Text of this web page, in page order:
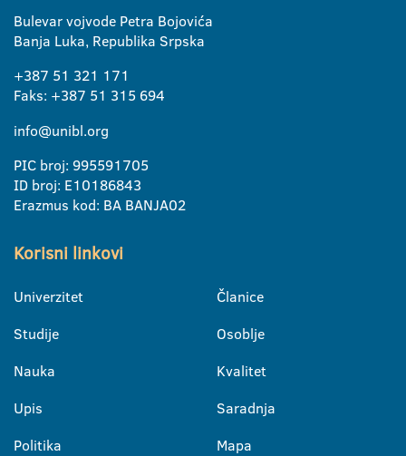
Bulevar vojvode Petra Bojovića
Banja Luka, Republika Srpska
+387 51 321 171
Faks: +387 51 315 694
info@unibl.org
PIC broj: 995591705
ID broj: E10186843
Erazmus kod: BA BANJA02
Korisni linkovi
Univerzitet
Studije
Nauka
Upis
Politika
Članice
Osoblje
Kvalitet
Saradnja
Mapa